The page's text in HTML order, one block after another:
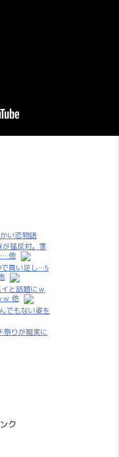
い恋物語
猛反対。家
… 他
買い足し…5
と話題にｗ
ｗ 他
でもない姿を
祭りが現実に
ク